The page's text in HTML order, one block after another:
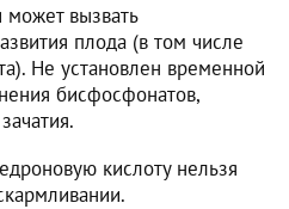
может вызвать
плода (в том числе
Не установлен временной
бисфосфонатов,
кислоту нельзя